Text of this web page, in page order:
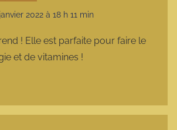
2022 à 18 h 11 min
! Elle est parfaite pour faire le
et de vitamines !